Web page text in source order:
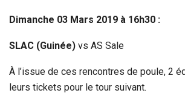
Dimanche 03 Mars 2019 à 16h30 :
SLAC (Guinée) vs AS Sale
À l’issue de ces rencontres de poule, 2
leurs tickets pour le tour suivant.